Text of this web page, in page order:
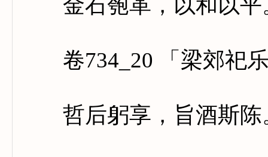
金石匏革，以和以平
卷734_20 「梁郊祀乐
哲后躬享，旨酒斯陈